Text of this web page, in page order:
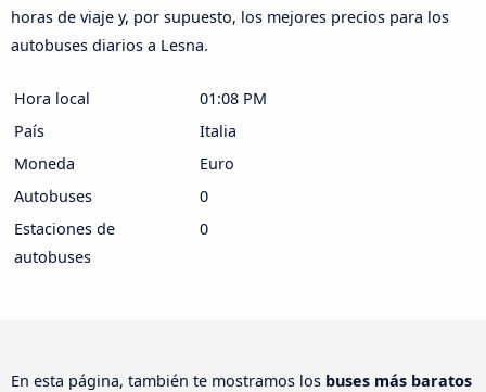
horas de viaje y, por supuesto, los mejores precios para los
autobuses diarios a Lesna.
Hora local
01:08 PM
País
Italia
Moneda
Euro
Autobuses
0
Estaciones de
autobuses
0
En esta página, también te mostramos los buses más baratos